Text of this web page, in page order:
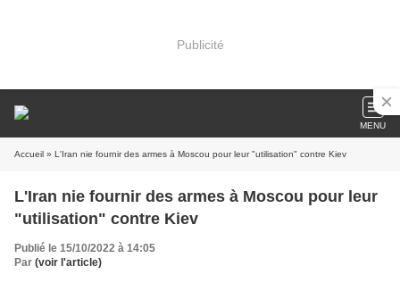
Publicité
MENU
Accueil » L'Iran nie fournir des armes à Moscou pour leur "utilisation" contre Kiev
L'Iran nie fournir des armes à Moscou pour leur
"utilisation" contre Kiev
Publié le 15/10/2022 à 14:05
Par (voir l'article)